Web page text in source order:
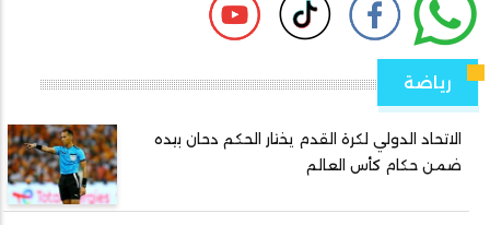
رياضة
الاتحاد الدولي لكرة القدم يختار الحكم دحان بيده
ضمن حكام كأس العالم